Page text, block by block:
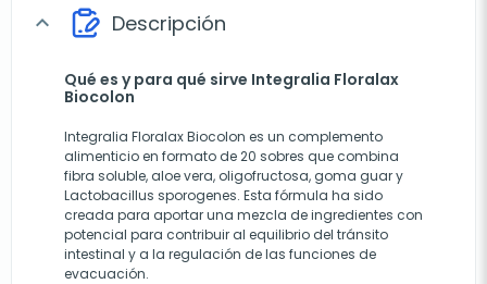
expand_more Descripción
Qué es y para qué sirve Integralia Floralax
Biocolon
Integralia Floralax Biocolon es un complemento
alimenticio en formato de 20 sobres que combina
fibra soluble, aloe vera, oligofructosa, goma guar y
Lactobacillus sporogenes. Esta fórmula ha sido
creada para aportar una mezcla de ingredientes con
potencial para contribuir al equilibrio del tránsito
intestinal y a la regulación de las funciones de
evacuación.